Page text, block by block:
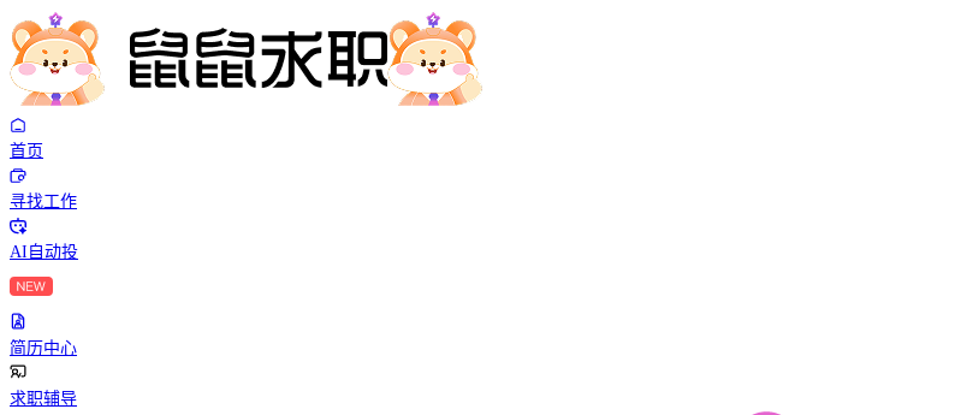
首页
寻找工作
AI自动投
简历中心
求职辅导